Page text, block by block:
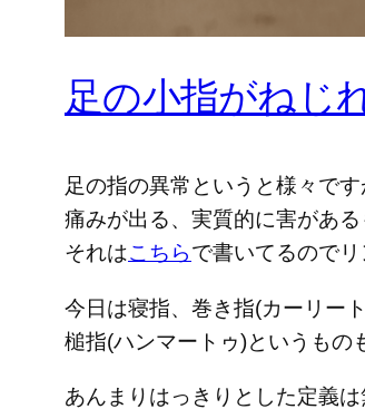
足の小指がねじ
足の指の異常というと様々で
痛みが出る、実質的に害があ
それはこちらで書いてるので
今日は寝指、巻き指(カーリー
槌指(ハンマートゥ)というもの
あんまりはっきりとした定義は